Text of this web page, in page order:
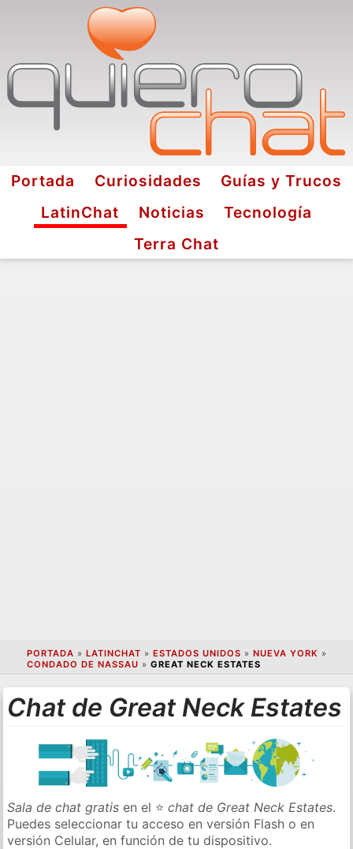
Portada Curiosidades
Guías y Trucos
LatinChat
Noticias
Tecnología
Terra Chat
PORTADA » LATINCHAT » ESTADOS UNIDOS » NUEVA YORK »
CONDADO DE NASSAU » GREAT NECK ESTATES
Chat de Great Neck Estates
Sala de chat gratis en el ⭐chat de Great Neck Estates.
Puedes seleccionar tu acceso en versión Flash o en
versión Celular, en función de tu dispositivo.